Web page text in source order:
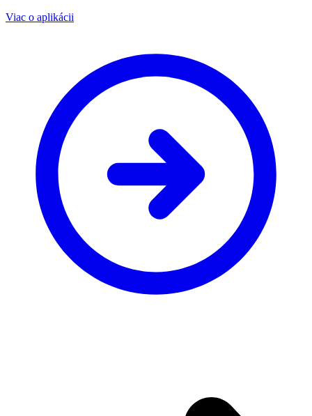
Viac o aplikácii